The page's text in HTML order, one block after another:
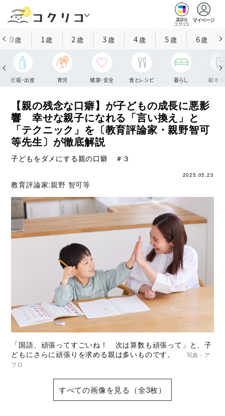
講談社
コクリコ
マイページ
0歳 1歳 2 歳 3歳 4歳 5歳 6歳
妊娠・出産 育児 健康・安全 食とレシピ 暮らし 絵本・
【親の残念な口癖】が子どもの成長に悪影
響 幸せな親子になれる「言い換え」と
「テクニック」を〔教育評論家・親野智可
等先生〕が徹底解説
子どもをダメにする親の口癖 ＃３
2025.05.23
教育評論家:親野 智可等
「国語、頑張ってすごいね！ 次は算数も頑張って」と、子
どもにさらに頑張りを求める親は多いものです。
写真：ア
フロ
すべての画像を見る（全3枚）